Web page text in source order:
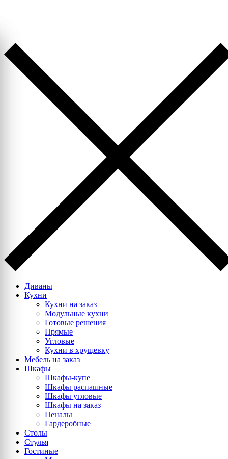
Диваны
Кухни
Кухни на заказ
Модульные кухни
Готовые решения
Прямые
Угловые
Кухни в хрущевку
Мебель на заказ
Шкафы
Шкафы-купе
Шкафы распашные
Шкафы угловые
Шкафы на заказ
Пеналы
Гардеробные
Столы
Стулья
Гостиные